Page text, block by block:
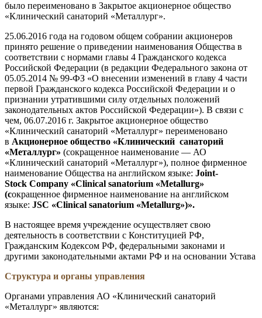
было переименовано в Закрытое акционерное общество
«Клинический санаторий «Металлург».
25.06.2016 года на годовом общем собрании акционеров
принято решение о приведении наименования Общества в
соответствии с нормами главы 4 Гражданского кодекса
Российской Федерации (в редакции Федерального закона от
05.05.2014 № 99-ФЗ «О внесении изменений в главу 4 части
первой Гражданского кодекса Российской Федерации и о
признании утратившими силу отдельных положений
законодательных актов Российской Федерации»). В связи с
чем, 06.07.2016 г. Закрытое акционерное общество
«Клинический санаторий «Металлург» переименовано
в Акционерное общество «Клинический санаторий
«Металлург» (сокращенное наименование — АО
«Клинический санаторий «Металлург»), полное фирменное
наименование Общества на английском языке: Joint-
Stock Company «Clinical sanatorium «Metallurg»
(сокращенное фирменное наименование на английском
языке: JSC «Clinical sanatorium «Metallurg»)».
В настоящее время учреждение осуществляет свою
деятельность в соответствии с Конституцией РФ,
Гражданским Кодексом РФ, федеральными законами и
другими законодательными актами РФ и на основании Устава
Структура и органы управления
Органами управления АО «Клинический санаторий
«Металлург» являются: